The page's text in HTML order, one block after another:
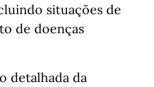
situações de
de doenças
detalhada da